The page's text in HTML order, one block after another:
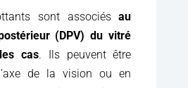
sont associésau
(DPV) du vitré
cas. Ils peuvent être
de la vision ou en